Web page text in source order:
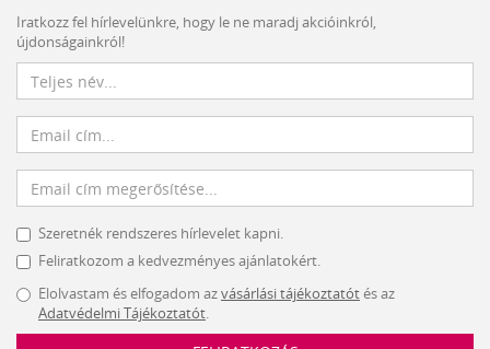
Iratkozz fel hírlevelünkre, hogy le ne maradj akcióinkról,
újdonságainkról!
Szeretnék rendszeres hírlevelet kapni.
Feliratkozom a kedvezményes ajánlatokért.
Elolvastam és elfogadom azvásárlási tájékoztatótés az
Adatvédelmi Tájékoztatót.